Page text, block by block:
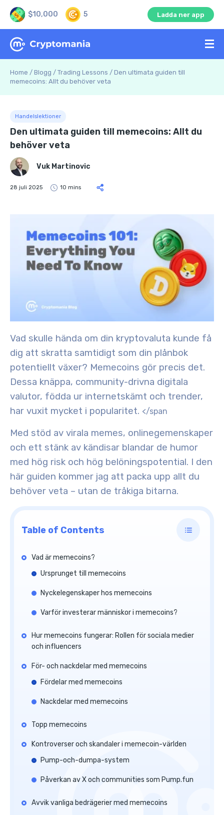
$10,000 5 Ladda ner app
Home / Blogg / Trading Lessons / Den ultimata guiden till
memecoins: Allt du behöver veta
Handelslektioner
Den ultimata guiden till memecoins: Allt du
behöver veta
Vuk Martinovic
28 juli 2025 10 mins
Vad skulle hända om din kryptovaluta kunde få
dig att skratta samtidigt som din plånbok
potentiellt växer? Memecoins gör precis det.
Dessa knäppa, community-drivna digitala
valutor, födda ur internetskämt och trender,
har vuxit mycket i popularitet. </span
Med stöd av virala memes, onlinegemenskaper
och ett stänk av kändisar blandar de humor
med hög risk och hög belöningspotential. I den
här guiden kommer jag att packa upp allt du
behöver veta – utan de tråkiga bitarna.
Table of Contents
Vad är memecoins?
Ursprunget till memecoins
Nyckelegenskaper hos memecoins
Varför investerar människor i memecoins?
Hur memecoins fungerar: Rollen för sociala medier
och influencers
För- och nackdelar med memecoins
Fördelar med memecoins
Nackdelar med memecoins
Topp memecoins
Kontroverser och skandaler i memecoin-världen
Pump-och-dumpa-system
Påverkan av X och communities som Pump.fun
Avvik vanliga bedrägerier med memecoins